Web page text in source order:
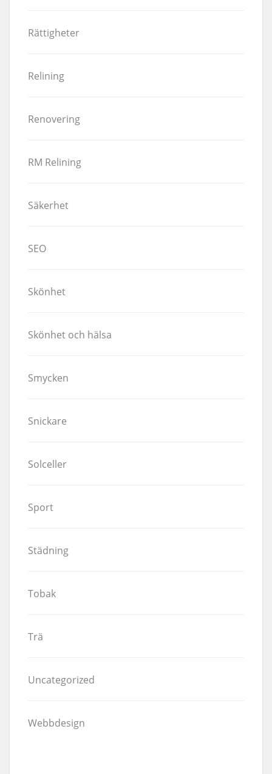
Rättigheter
Relining
Renovering
RM Relining
Säkerhet
SEO
Skönhet
Skönhet och hälsa
Smycken
Snickare
Solceller
Sport
Städning
Tobak
Trä
Uncategorized
Webbdesign